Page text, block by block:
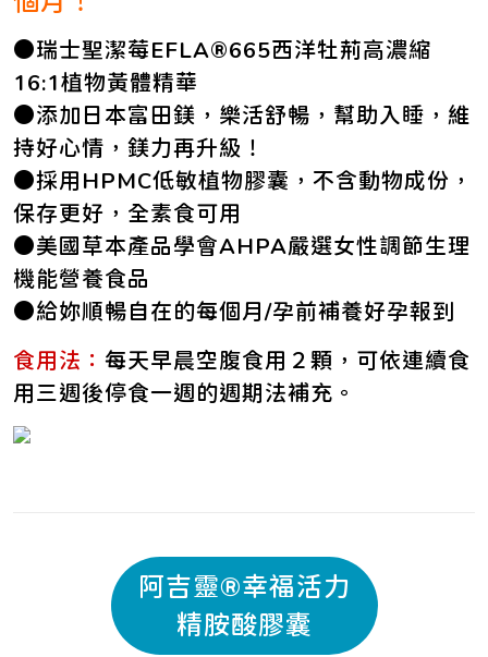
●瑞士聖潔莓EFLA®665西洋牡荊高濃縮
16:1植物黃體精華
●添加日本富田鎂，樂活舒暢，幫助入睡，維
持好心情，鎂力再升級！
●採用HPMC低敏植物膠囊，不含動物成份，
保存更好，全素食可用
●美國草本產品學會AHPA嚴選女性調節生理
機能營養食品
●給妳順暢自在的每個月/孕前補養好孕報到
食用法： 每天早晨空腹食用２顆，可依連續食
用三週後停食一週的週期法補充。
阿吉靈®幸福活力
精胺酸膠囊